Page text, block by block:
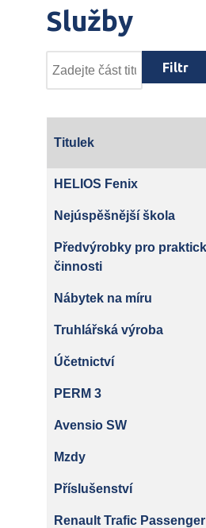
Služby
Zadejte část titulku štítku
Filtr
Titulek
HELIOS Fenix
Nejúspěšnější škola
Předvýrobky pro
činnosti
Nábytek na míru
Truhlářská výroba
Účetnictví
PERM 3
Avensio SW
Mzdy
Příslušenství
Renault Trafic Passenger